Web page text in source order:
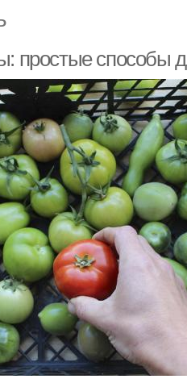
простые способы